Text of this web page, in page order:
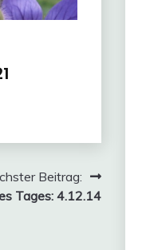
Beitrag:
Tages: 4.12.14